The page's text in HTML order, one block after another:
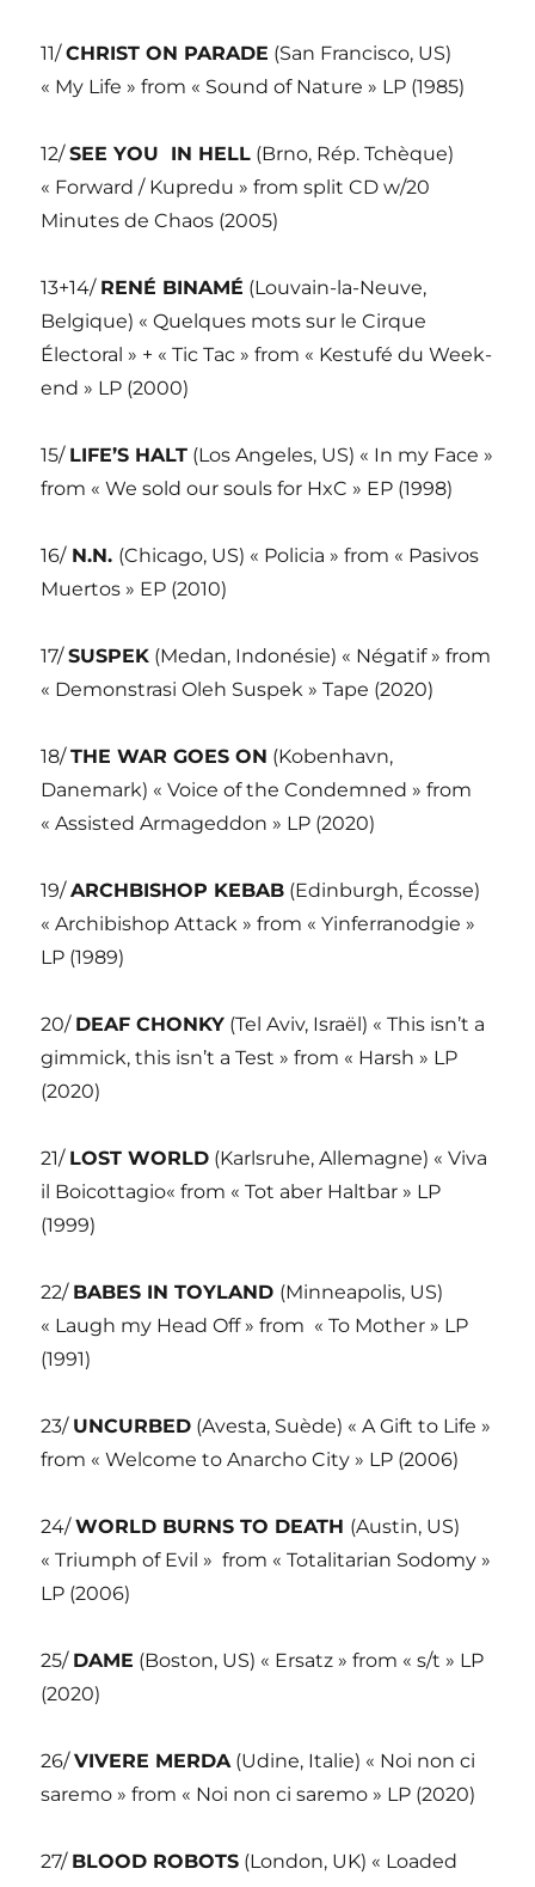
11/CHRIST ON PARADE (San Francisco, US)
« My Life » from « Sound of Nature » LP (1985)
12/SEE YOU IN HELL (Brno, Rép. Tchèque)
« Forward / Kupredu » from split CD w/20
Minutes de Chaos (2005)
13+14/ RENÉ BINAMÉ (Louvain-la-Neuve,
Belgique) « Quelques mots sur le Cirque
Électoral » + « Tic Tac » from « Kestufé du Week-
end » LP (2000)
15/ LIFE’S HALT (Los Angeles, US) « In my Face »
from « We sold our souls for HxC » EP (1998)
16/N.N. (Chicago, US) « Policia » from « Pasivos
Muertos » EP (2010)
17/SUSPEK (Medan, Indonésie) « Négatif » from
« Demonstrasi Oleh Suspek » Tape (2020)
18/THE WAR GOES ON (Kobenhavn,
Danemark) « Voice of the Condemned » from
« Assisted Armageddon » LP (2020)
19/ARCHBISHOP KEBAB (Edinburgh, Écosse)
« Archibishop Attack » from « Yinferranodgie »
LP (1989)
20/ DEAF CHONKY (Tel Aviv, Israël) « This isn’t a
gimmick, this isn’t a Test » from « Harsh » LP
(2020)
21/ LOST WORLD (Karlsruhe, Allemagne) « Viva
il Boicottagio« from « Tot aber Haltbar » LP
(1999)
22/ BABES IN TOYLAND (Minneapolis, US)
« Laugh my Head Off » from « To Mother » LP
(1991)
23/ UNCURBED (Avesta, Suède) « A Gift to Life »
from « Welcome to Anarcho City » LP (2006)
24/WORLD BURNS TO DEATH (Austin, US)
« Triumph of Evil » from « Totalitarian Sodomy »
LP (2006)
25/ DAME (Boston, US) « Ersatz » from « s/t » LP
(2020)
26/VIVERE MERDA(Udine, Italie) « Noi non ci
saremo » from « Noi non ci saremo » LP (2020)
27/ BLOOD ROBOTS (London, UK) « Loaded